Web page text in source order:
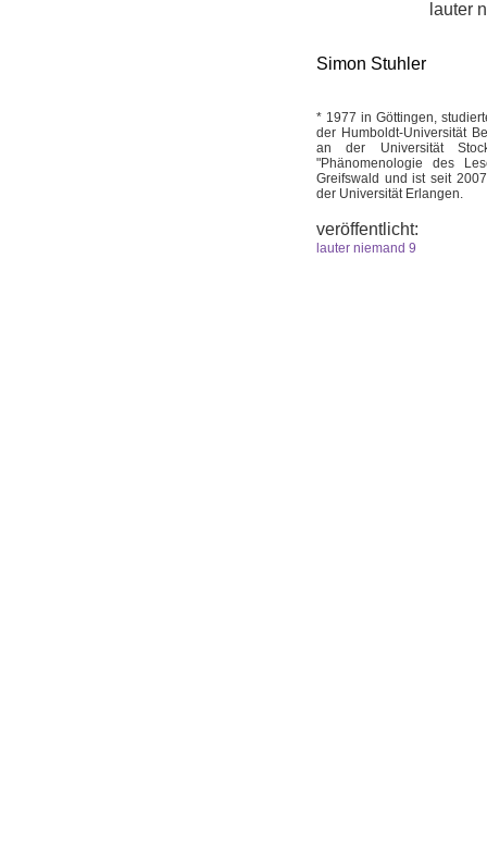
lauter
Simon Stuhler
* 1977 in Göttingen,
der Humboldt-Universität
an der Universität
"Phänomenologie des
Greifswald und ist seit
der Universität Erlangen.
veröffentlicht:
lauter niemand 9